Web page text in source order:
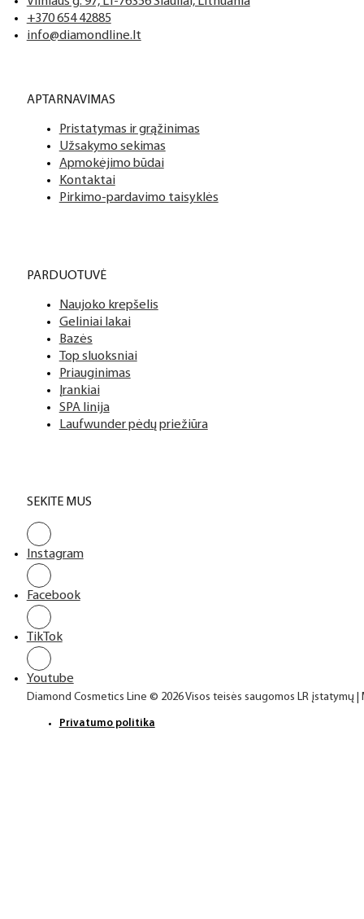
+370 654 42885
info@diamondline.lt
APTARNAVIMAS
Pristatymas ir grąžinimas
Užsakymo sekimas
Apmokėjimo būdai
Kontaktai
Pirkimo-pardavimo taisyklės
PARDUOTUVĖ
Naujoko krepšelis
Geliniai lakai
Bazės
Top sluoksniai
Priauginimas
Įrankiai
SPA linija
Laufwunder pėdų priežiūra
SEKITE MUS
Instagram
Facebook
TikTok
Youtube
Diamond Cosmetics Line © 2026 Visos teisės saugomos LR įstatymų
Privatumo politika